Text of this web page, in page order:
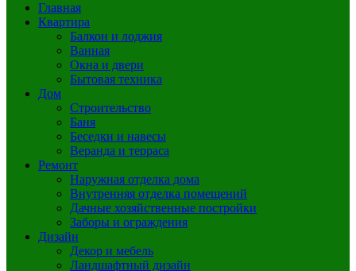
Главная
Квартира
Балкон и лоджия
Ванная
Окна и двери
Бытовая техника
Дом
Строительство
Баня
Беседки и навесы
Веранда и терраса
Ремонт
Наружная отделка дома
Внутренняя отделка помещений
Дачные хозяйственные постройки
Заборы и ограждения
Дизайн
Декор и мебель
Ландшафтный дизайн